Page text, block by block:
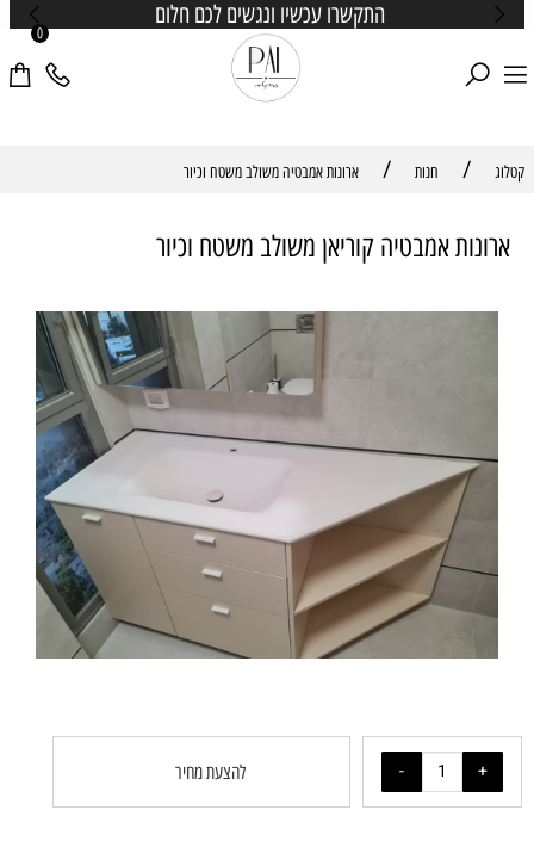
התקשרו עכשיו ונגשים לכם חלום
0
קטלוג / חנות / ארונות אמבטיה משולב משטח וכיור
ארונות אמבטיה קוריאן משולב משטח וכיור
להצעת מחיר